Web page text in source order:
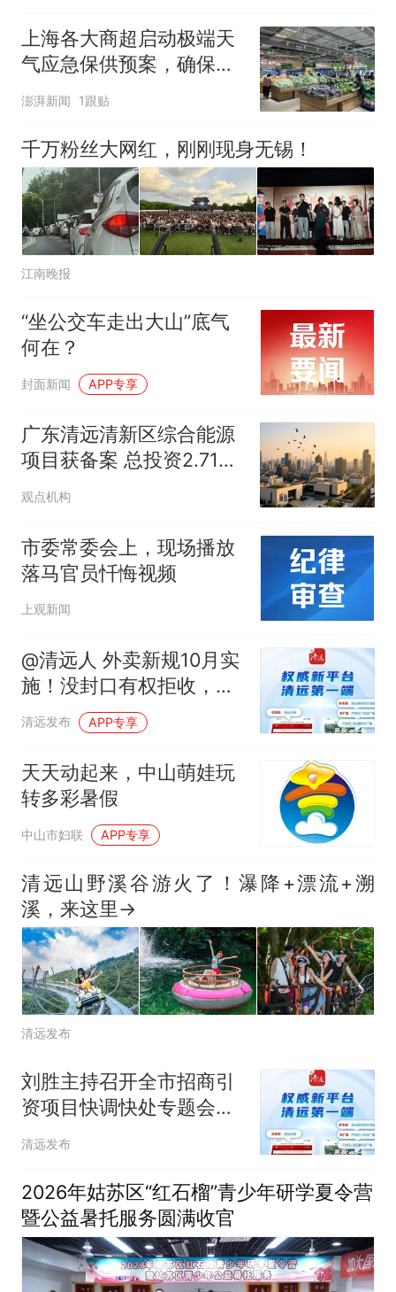
上海各大商超启动极端天
气应急保供预案，确保物
资充足价格平稳
澎湃新闻 1跟贴
千万粉丝大网红，刚刚现身无锡！
江南晚报
“坐公交车走出大山”底气
何在？
封面新闻 APP专享
广东清远清新区综合能源
项目获备案 总投资2.71亿
元
观点机构
市委常委会上，现场播放
落马官员忏悔视频
上观新闻
@清远人 外卖新规10月实
施！没封口有权拒收，骑
手也有“拒送权”→
清远发布 APP专享
天天动起来，中山萌娃玩
转多彩暑假
中山市妇联 APP专享
清远山野溪谷游火了！瀑降+漂流+溯
溪，来这里→
清远发布
刘胜主持召开全市招商引
资项目快调快处专题会议
聚力招大引优育新 增强产
清远发布
2026年姑苏区“红石榴”青少年研学夏令营
暨公益暑托服务圆满收官